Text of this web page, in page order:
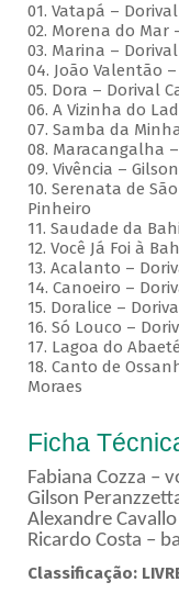
01. Vatapá –
02. Morena do Mar
03. Marina –
04. João Valentão
05. Dora – Dorival
06. A Vizinha do
07. Samba da
08. Maracangalha
09. Vivência –
10. Serenata de
Pinheiro
11. Saudade da
12. Você Já Foi à
13. Acalanto –
14. Canoeiro –
15. Doralice –
16. Só Louco –
17. Lagoa do
18. Canto de
Moraes
Ficha
Fabiana Cozza –
Gilson
Alexandre
Ricardo Costa –
Classificação: